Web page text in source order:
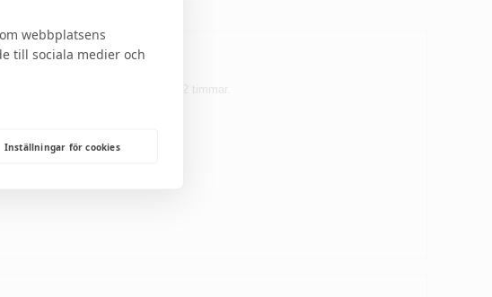
hår. NO.6
frizz och flygigt hår i upp till 72 timmar.
webbplatsens
till sociala medier och
Inställningar för cookies